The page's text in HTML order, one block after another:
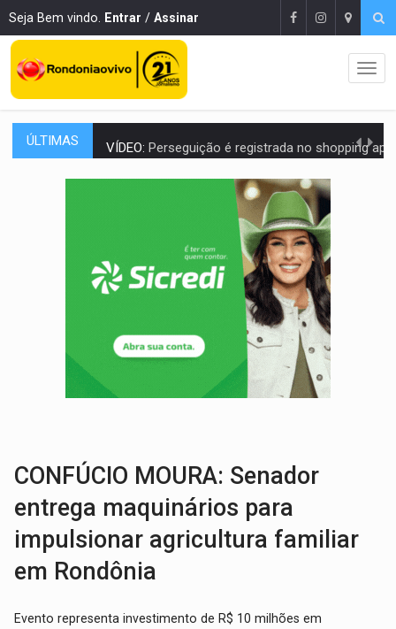
Seja Bem vindo. Entrar / Assinar
ÚLTIMAS VÍDEO: Perseguição é registrada no shopping após colombiana furtar
LUDOPATIA:Apostas online começam a afetar produtividade e rotina
Plantar árvores não será mais suficiente para
OVNIS NA LUA:Cientistas alertam para possível base secreta no satélite
ACABOU COM PEUGEOT:Incêndio destrói carro que era rebocado para oficina
Ladrão é filmado furtando moto na frente do bar
BOLSAS DE PESQUISA: Iniciativa Amazônia+10 lança chamada para fortalecer
MATERIAL: Brasil tem grandes reservas de urânio, mas produz pouco e
CONFÚCIO MOURA: Senador
entrega maquinários para
impulsionar agricultura familiar
em Rondônia
Evento representa investimento de R$ 10 milhões em